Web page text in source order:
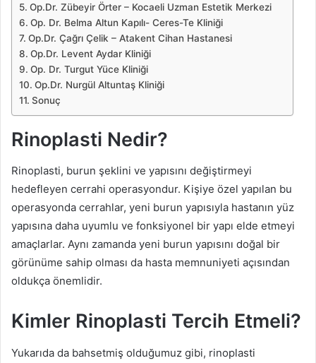
Op.Dr. Zübeyir Örter – Kocaeli Uzman Estetik Merkezi
Op. Dr. Belma Altun Kapılı- Ceres-Te Kliniği
Op.Dr. Çağrı Çelik – Atakent Cihan Hastanesi
Op.Dr. Levent Aydar Kliniği
Op. Dr. Turgut Yüce Kliniği
Op.Dr. Nurgül Altuntaş Kliniği
Sonuç
Rinoplasti Nedir?
Rinoplasti, burun şeklini ve yapısını değiştirmeyi
hedefleyen cerrahi operasyondur. Kişiye özel yapılan bu
operasyonda cerrahlar, yeni burun yapısıyla hastanın yüz
yapısına daha uyumlu ve fonksiyonel bir yapı elde etmeyi
amaçlarlar. Aynı zamanda yeni burun yapısını doğal bir
görünüme sahip olması da hasta memnuniyeti açısından
oldukça önemlidir.
Kimler Rinoplasti Tercih Etmeli?
Yukarıda da bahsetmiş olduğumuz gibi, rinoplasti